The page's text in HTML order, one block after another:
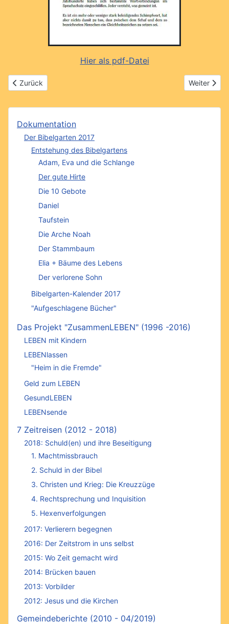
Hier als pdf-Datei
Vorheriger Beitrag: Die 10 Gebote
Zurück Nächster
Weiter
Dokumentation
Der Bibelgarten 2017
Entstehung des Bibelgartens
Adam, Eva und die Schlange
Der gute Hirte
Die 10 Gebote
Daniel
Taufstein
Die Arche Noah
Der Stammbaum
Elia + Bäume des Lebens
Der verlorene Sohn
Bibelgarten-Kalender 2017
"Aufgeschlagene Bücher"
Das Projekt "ZusammenLEBEN" (1996 -2016)
LEBEN mit Kindern
LEBENlassen
"Heim in die Fremde"
Geld zum LEBEN
GesundLEBEN
LEBENsende
7 Zeitreisen (2012 - 2018)
2018: Schuld(en) und ihre Beseitigung
1. Machtmissbrauch
2. Schuld in der Bibel
3. Christen und Krieg: Die Kreuzzüge
4. Rechtsprechung und Inquisition
5. Hexenverfolgungen
2017: Verlierern begegnen
2016: Der Zeitstrom in uns selbst
2015: Wo Zeit gemacht wird
2014: Brücken bauen
2013: Vorbilder
2012: Jesus und die Kirchen
Gemeindeberichte (2010 - 04/2019)